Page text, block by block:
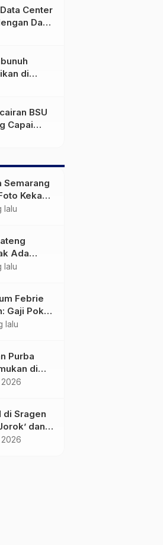
Center
Daya
Saingi
di
Terlihat
BSU
Capai
Semarang
Kekasih
Cabul
lalu
Ada
Daerah
lalu
Febrie
Gaji Pokok
lalu
Purba
di
2026
di Sragen
dan
2026